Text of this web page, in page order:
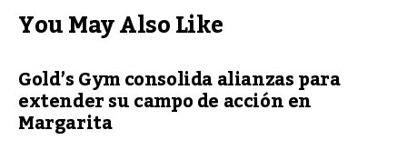
You May Also Like
Gold’s Gym consolida alianzas para
extender su campo de acción en
Margarita